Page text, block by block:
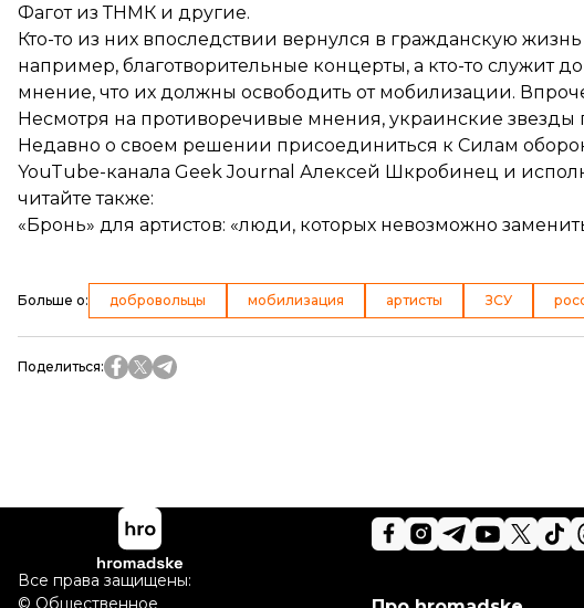
Фагот из ТНМК и другие.
Кто-то из них впоследствии вернулся в гражданскую
например, благотворительные концерты, а кто-то служит
мнение, что их должны освободить от мобилизации.
Несмотря на противоречивые мнения, украинские
Недавно о своем решении присоединиться к Силам
YouTube-канала Geek Journal Алексей Шкробинец и
читайте также:
«Бронь» для артистов: «люди, которых невозможно
Больше о: добровольцы мобилизация артисты ЗСУ
Поделиться:
Все права защищены: